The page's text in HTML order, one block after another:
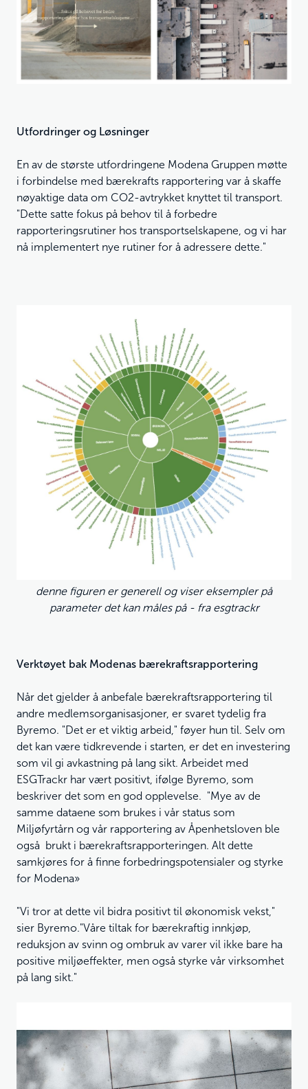
Utfordringer og Løsninger
En av de største utfordringene Modena Gruppen møtte
i forbindelse med bærekrafts rapportering var å skaffe
nøyaktige data om CO2-avtrykket knyttet til transport.
"Dette satte fokus på behov til å forbedre
rapporteringsrutiner hos transportselskapene, og vi har
nå implementert nye rutiner for å adressere dette."
denne figuren er generell og viser eksempler på
parameter det kan måles på - fra esgtrackr
Verktøyet bak Modenas bærekraftsrapportering
Når det gjelder å anbefale bærekraftsrapportering til
andre medlemsorganisasjoner, er svaret tydelig fra
Byremo. "Det er et viktig arbeid," føyer hun til. Selv om
det kan være tidkrevende i starten, er det en investering
som vil gi avkastning på lang sikt. Arbeidet med
ESGTrackr har vært positivt, ifølge Byremo, som
beskriver det som en god opplevelse. "Mye av de
samme dataene som brukes i vår status som
Miljøfyrtårn og vår rapportering av Åpenhetsloven ble
også brukt i bærekraftsrapporteringen. Alt dette
samkjøres for å finne forbedringspotensialer og styrke
for Modena»
"Vi tror at dette vil bidra positivt til økonomisk vekst,"
sier Byremo."Våre tiltak for bærekraftig innkjøp,
reduksjon av svinn og ombruk av varer vil ikke bare ha
positive miljøeffekter, men også styrke vår virksomhet
på lang sikt."